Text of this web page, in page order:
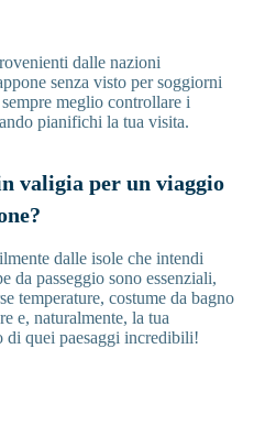
dalle nazioni
senza visto per soggiorni
meglio controllare i
pianifichi la tua visita.
valigia per un viaggio
dalle isole che intendi
da passeggio sono essenziali,
temperature, costume da bagno
e, naturalmente, la tua
di quei paesaggi incredibili!